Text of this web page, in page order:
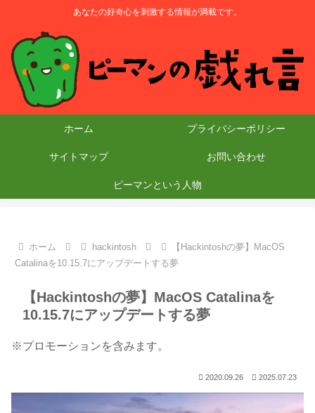
あなたの好奇心を刺激する情報が満載です。
ホーム プライバシーポリシー
サイトマップ お問い合わせ
ピーマンという人物
ホーム hackintosh
【Hackintoshの夢】MacOS
Catalinaを10.15.7にアップデートする夢
【Hackintoshの夢】MacOS Catalinaを
10.15.7にアップデートする夢
※プロモーションを含みます。
2020.09.26 2025.07.23